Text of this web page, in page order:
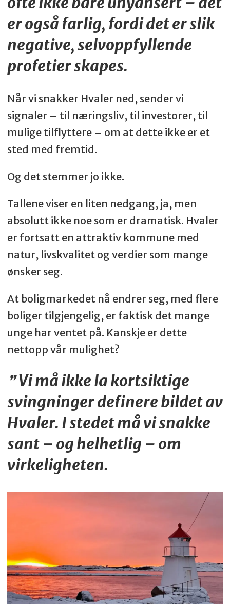
er også farlig, fordi det er slik
negative, selvoppfyllende
profetier skapes.
Når vi snakker Hvaler ned, sender vi
signaler – til næringsliv, til investorer, til
mulige tilflyttere – om at dette ikke er et
sted med fremtid.
Og det stemmer jo ikke.
Tallene viser en liten nedgang, ja, men
absolutt ikke noe som er dramatisk. Hvaler
er fortsatt en attraktiv kommune med
natur, livskvalitet og verdier som mange
ønsker seg.
At boligmarkedet nå endrer seg, med flere
boliger tilgjengelig, er faktisk det mange
unge har ventet på. Kanskje er dette
nettopp vår mulighet?
Vi må ikke la kortsiktige
svingninger definere bildet av
Hvaler. I stedet må vi snakke
sant – og helhetlig – om
virkeligheten.